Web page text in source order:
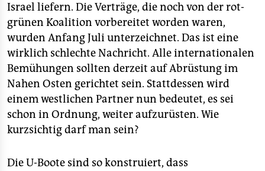
wahrheit
verlag
verlag
veranstaltungen
shop
fragen & hilfe
unterstützen
Israel liefern. Die Verträge, die noch von der rot-
grünen Koalition vorbereitet worden waren,
wurden Anfang Juli unterzeichnet. Das ist eine
wirklich schlechte Nachricht. Alle internationalen
Bemühungen sollten derzeit auf Abrüstung im
Nahen Osten gerichtet sein. Stattdessen wird
einem westlichen Partner nun bedeutet, es sei
schon in Ordnung, weiter aufzurüsten. Wie
kurzsichtig darf man sein?
Die U-Boote sind so konstruiert, dass